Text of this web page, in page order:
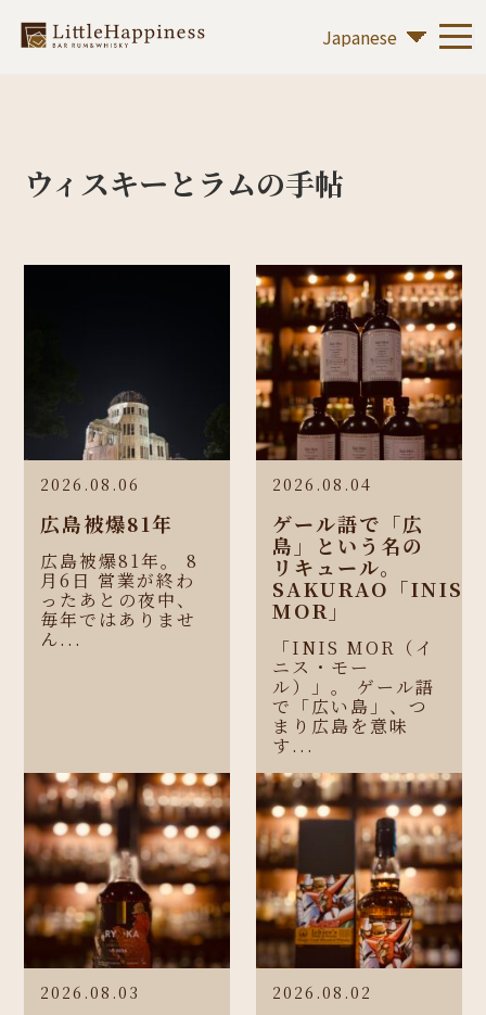
ウィスキーとラムの手帖
2026.08.06
広島被爆81年
広島被爆81年。 8
月6日 営業が終わ
ったあとの夜中、
毎年ではありませ
ん...
2026.08.04
ゲール語で「広
島」という名の
リキュール。
SAKURAO「INIS
MOR」
「INIS MOR（イ
ニス・モー
ル）」。 ゲール語
で「広い島」、つ
まり広島を意味
す...
2026.08.03 2026.08.02